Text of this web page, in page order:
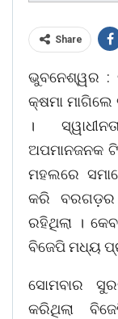
Share
ଭୁବନେଶ୍ୱର
କ୍ଷମା ମାଗିଲେ
।
ଅପମାନଜନକ
ମହଲରେ
କରି ବରଗଡ଼ର
ରହିଥିଲା ।
ବିଜେପି ମଧ୍ୟ
ସୋମବାର
କରିଥିଲା